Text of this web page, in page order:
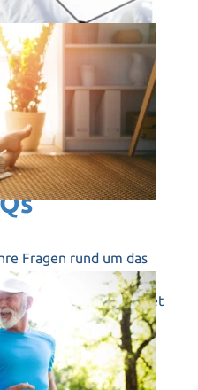
Fragen rund um das
FAQs nicht beantwortet
jederzeit Kontakt mit
auf.